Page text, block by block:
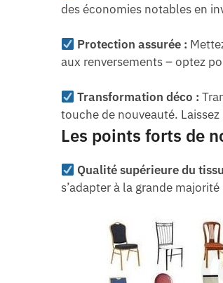
des économies notables en
Protection assurée :
aux renversements – optez
Transformation déco :
touche de nouveauté.
Les points forts de
Qualité supérieure du
s’adapter à la grande